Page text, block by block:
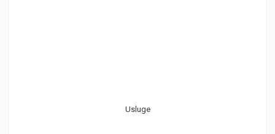
Usluge